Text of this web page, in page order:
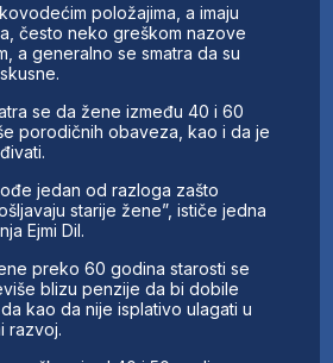
položajima, a imaju
često neko greškom nazove
a generalno se smatra da su
se da žene između 40 i 60
porodičnih obaveza, kao i da je
jedan od razloga zašto
starije žene”, ističe jedna
Ejmi Dil.
preko 60 godina starosti se
blizu penzije da bi dobile
kao da nije isplativo ulagati u
razvoj.